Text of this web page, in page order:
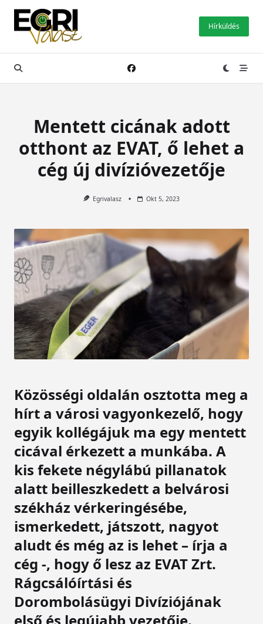
Skip
content
Hírküldés
Mentett cicának adott
otthont az EVAT, ő lehet a
cég új divízióvezetője
Egrivalasz Okt 5, 2023
Közösségi oldalán osztotta meg a
hírt a városi vagyonkezelő, hogy
egyik kollégájuk ma egy mentett
cicával érkezett a munkába. A
kis fekete négylábú pillanatok
alatt beilleszkedett a belvárosi
székház vérkeringésébe,
ismerkedett, játszott, nagyot
aludt és még az is lehet – írja a
cég -, hogy ő lesz az EVAT Zrt.
Rágcsálóírtási és
Dorombolásügyi Divíziójának